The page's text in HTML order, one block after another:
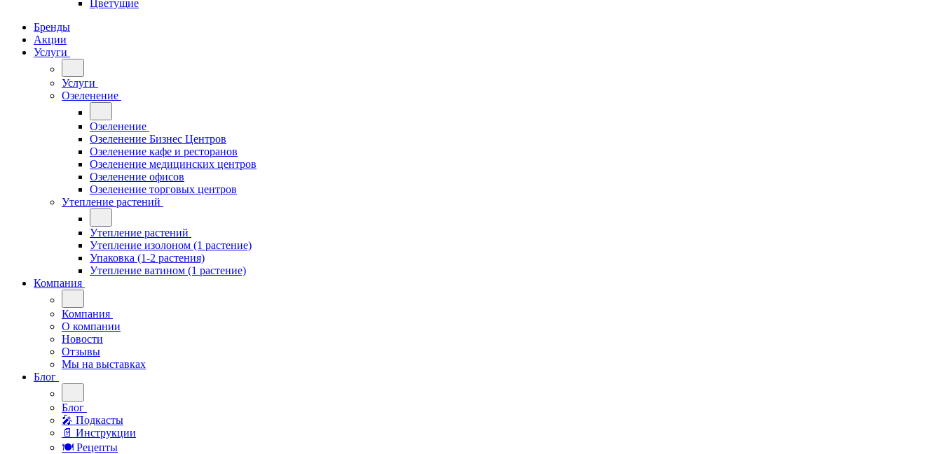
Цветущие
Бренды
Акции
Услуги
Услуги
Озеленение
Озеленение
Озеленение Бизнес Центров
Озеленение кафе и ресторанов
Озеленение медицинских центров
Озеленение офисов
Озеленение торговых центров
Утепление растений
Утепление растений
Утепление изолоном (1 растение)
Упаковка (1-2 растения)
Утепление ватином (1 растение)
Компания
Компания
О компании
Новости
Отзывы
Мы на выставках
Блог
Блог
🎤︎︎ Подкасты
📄 Инструкции
🍽 Рецепты